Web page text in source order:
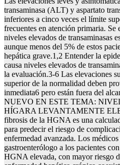
transaminasa (ALT) y aspartato
inferiores a cinco veces el límite
frecuentes en atención primaria. Se
niveles elevados de transaminasas
aunque menos del 5% de estos
hepática grave.1,2 Entender la
causa niveles elevados de
la evaluación.3-6 Las elevaciones
superior de la normalidad deben
inmediata6 pero están fuera del
NUEVO EN ESTE TEMA:
HÍGARA LEVANTAMENTE
fibrosis de la HGNA es una
para predecir el riesgo de
enfermedad avanzada. Los
gastroenterólogo a los pacientes
HGNA elevada, con mayor riesgo